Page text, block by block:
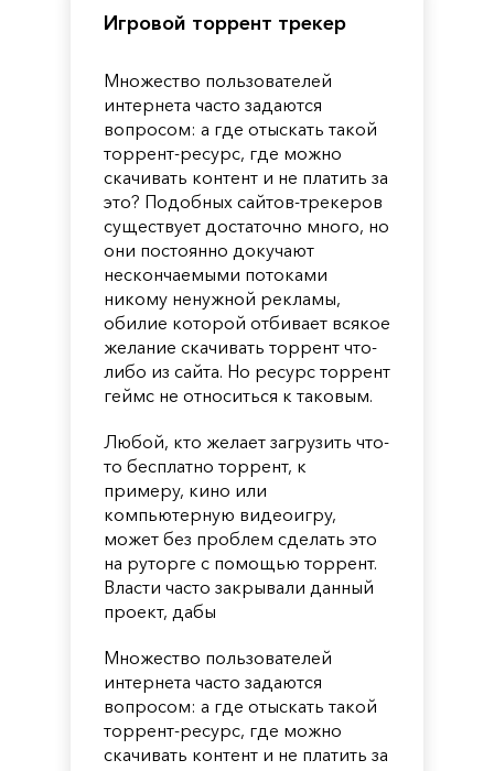
Игровой торрент трекер
Множество пользователей
интернета часто задаются
вопросом: а где отыскать такой
торрент-ресурс, где можно
скачивать контент и не платить за
это? Подобных сайтов-трекеров
существует достаточно много, но
они постоянно докучают
нескончаемыми потоками
никому ненужной рекламы,
обилие которой отбивает всякое
желание скачивать торрент что-
либо из сайта. Но ресурс торрент
геймс не относиться к таковым.
Любой, кто желает загрузить что-
то бесплатно торрент, к
примеру, кино или
компьютерную видеоигру,
может без проблем сделать это
на руторге с помощью торрент.
Власти часто закрывали данный
проект, дабы
Множество пользователей
интернета часто задаются
вопросом: а где отыскать такой
торрент-ресурс, где можно
скачивать контент и не платить за